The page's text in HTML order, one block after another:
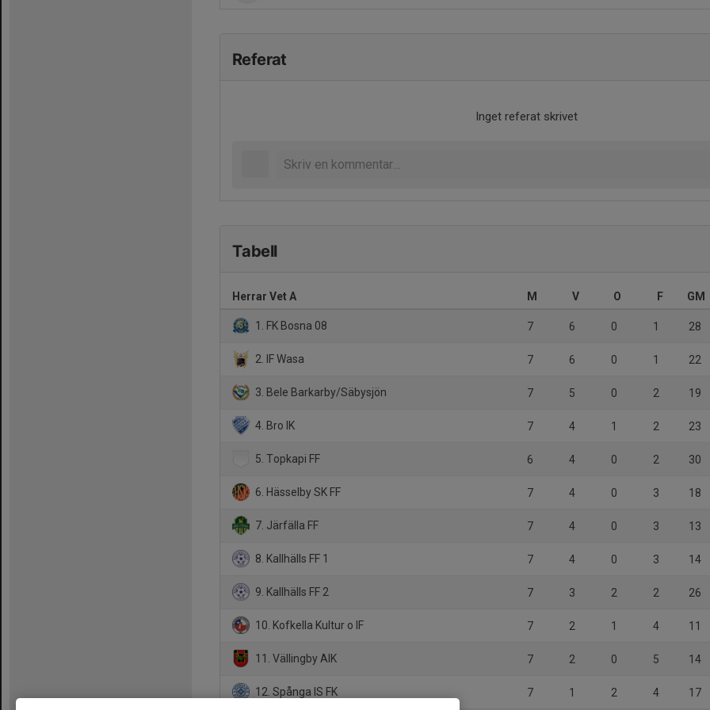
Referat
Inget referat skrivet
Tabell
Herrar Vet A M V O F GM
1. FK Bosna 08 7 6 0 1 28
2. IF Wasa 7 6 0 1 22
3. Bele Barkarby/Säbysjön 7 5 0 2 19
4. Bro IK 7 4 1 2 23
5. Topkapi FF 6 4 0 2 30
6. Hässelby SK FF 7 4 0 3 18
7. Järfälla FF 7 4 0 3 13
8. Kallhälls FF 1 7 4 0 3 14
9. Kallhälls FF 2 7 3 2 2 26
10. Kofkella Kultur o IF 7 2 1 4 11
11. Vällingby AIK 7 2 0 5 14
12. Spånga IS FK 7 1 2 4 17